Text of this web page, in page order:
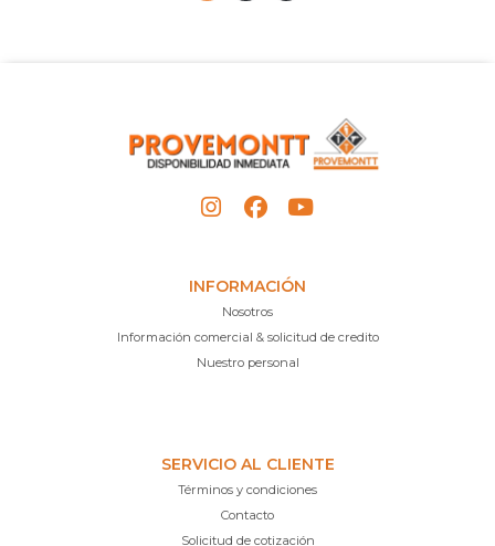
INFORMACIÓN
Nosotros
Información comercial & solicitud de credito
Nuestro personal
SERVICIO AL CLIENTE
Términos y condiciones
Contacto
Solicitud de cotización